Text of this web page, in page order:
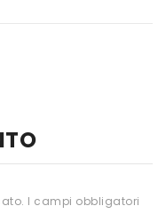
I campi obbligatori